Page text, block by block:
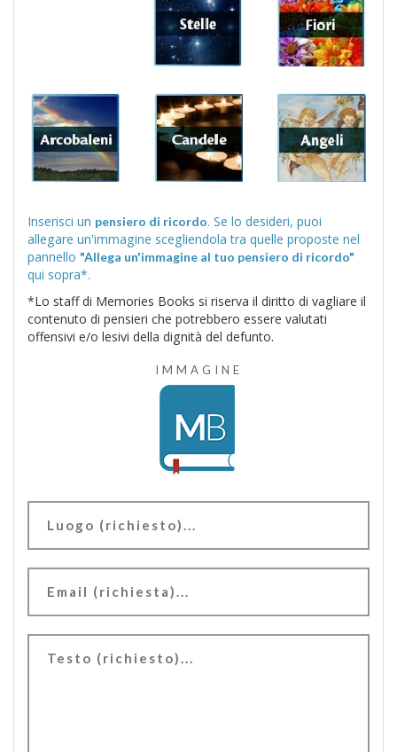
Inserisci un pensiero di ricordo. Se lo desideri, puoi
allegare un'immagine scegliendola tra quelle proposte nel
pannello "Allega un'immagine al tuo pensiero di ricordo"
qui sopra*.
*Lo staff di Memories Books si riserva il diritto di vagliare il
contenuto di pensieri che potrebbero essere valutati
offensivi e/o lesivi della dignità del defunto.
IMMAGINE